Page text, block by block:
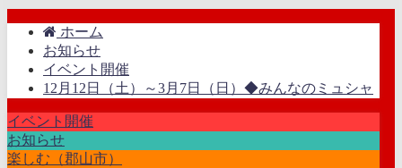
ホーム
お知らせ
イベント開催
12月12日（土）～3月7日（日）◆みんなのミュシャ
イベント開催
お知らせ
楽しむ（郡山市）